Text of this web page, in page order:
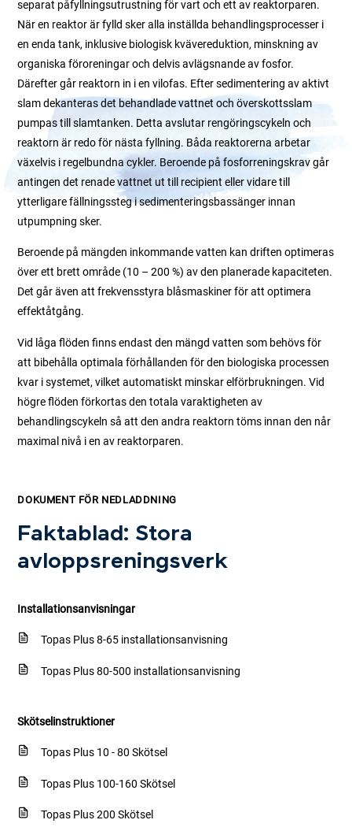
separat påfyllningsutrustning för vart och ett av reaktorparen.
När en reaktor är fylld sker alla inställda behandlingsprocesser i
en enda tank, inklusive biologisk kvävereduktion, minskning av
organiska föroreningar och delvis avlägsnande av fosfor.
Därefter går reaktorn in i en vilofas. Efter sedimentering av aktivt
slam dekanteras det behandlade vattnet och överskottsslam
pumpas till slamtanken. Detta avslutar rengöringscykeln och
reaktorn är redo för nästa fyllning. Båda reaktorerna arbetar
växelvis i regelbundna cykler. Beroende på fosforreningskrav går
antingen det renade vattnet ut till recipient eller vidare till
ytterligare fällningssteg i sedimenteringsbassänger innan
utpumpning sker.
Beroende på mängden inkommande vatten kan driften optimeras
över ett brett område (10 – 200 %) av den planerade kapaciteten.
Det går även att frekvensstyra blåsmaskiner för att optimera
effektåtgång.
Vid låga flöden finns endast den mängd vatten som behövs för
att bibehålla optimala förhållanden för den biologiska processen
kvar i systemet, vilket automatiskt minskar elförbrukningen. Vid
högre flöden förkortas den totala varaktigheten av
behandlingscykeln så att den andra reaktorn töms innan den når
maximal nivå i en av reaktorparen.
DOKUMENT FÖR NEDLADDNING
Faktablad: Stora
avloppsreningsverk
Installationsanvisningar
Topas Plus 8-65 installationsanvisning
Topas Plus 80-500 installationsanvisning
Skötselinstruktioner
Topas Plus 10 - 80 Skötsel
Topas Plus 100-160 Skötsel
Topas Plus 200 Skötsel